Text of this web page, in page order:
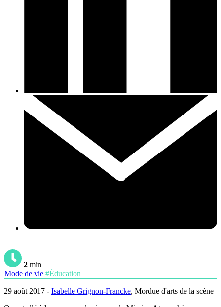
2 min
Mode de vie #Éducation
29 août 2017 - Isabelle Grignon-Francke, Mordue d'arts de la scène